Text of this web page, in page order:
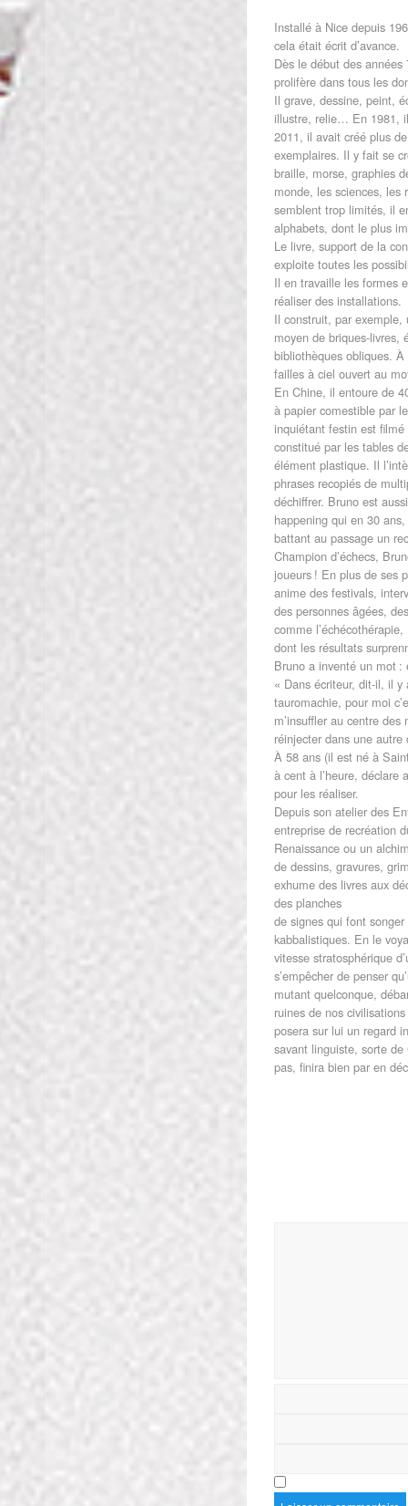
Installé à Nice depuis
cela était écrit d’avance.
Dès le début des
prolifère dans tous les
Il grave, dessine, peint,
illustre, relie… En 1981,
2011, il avait créé plus
exemplaires. Il y fait se
braille, morse, graphies
monde, les sciences,
semblent trop limités, il
alphabets, dont le plus
Le livre, support de la
exploite toutes les
Il en travaille les formes
réaliser des installations.
Il construit, par
moyen de briques-livres,
bibliothèques obliques.
failles à ciel ouvert au
En Chine, il entoure de
à papier comestible par
inquiétant festin est filmé
constitué par les tables
élément plastique. Il
phrases recopiés de
déchiffrer. Bruno est
happening qui en 30
battant au passage un
Champion d’échecs,
joueurs ! En plus de ses
anime des festivals,
des personnes âgées,
comme l’échécothérapie,
dont les résultats
Bruno a inventé un mot :
« Dans écriteur, dit-il, il
tauromachie, pour moi
m’insuffler au centre
réinjecter dans une autre
À 58 ans (il est né à
à cent à l’heure, déclare
pour les réaliser.
Depuis son atelier des
entreprise de recréation
Renaissance ou un
de dessins, gravures,
exhume des livres aux
des planches
de signes qui font
kabbalistiques. En le
vitesse stratosphérique
s’empêcher de penser
mutant quelconque,
ruines de nos
posera sur lui un regard
savant linguiste, sorte
pas, finira bien par en